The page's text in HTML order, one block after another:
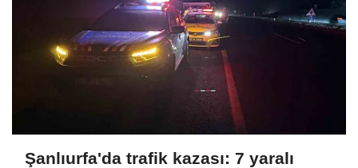
Şanlıurfa'da trafik kazası: 7 yaralı